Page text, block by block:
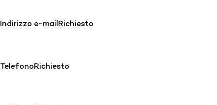
Indirizzo e-mailRichiesto
TelefonoRichiesto